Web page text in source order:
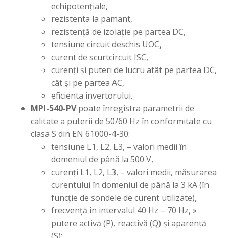
echipotențiale,
rezistenta la pamant,
rezistență de izolație pe partea DC,
tensiune circuit deschis UOC,
curent de scurtcircuit ISC,
curenți și puteri de lucru atât pe partea DC,
cât și pe partea AC,
eficienta invertorului.
MPI-540-PVpoate înregistra parametrii de
calitate a puterii de 50/60 Hz în conformitate cu
clasa S din EN 61000-4-30:
tensiune L1, L2, L3, – valori medii în
domeniul de până la 500 V,
curenți L1, L2, L3, – valori medii, măsurarea
curentului în domeniul de până la 3 kA (în
funcție de sondele de curent utilizate),
frecvență în intervalul 40 Hz – 70 Hz, »
putere activă (P), reactivă (Q) și aparentă